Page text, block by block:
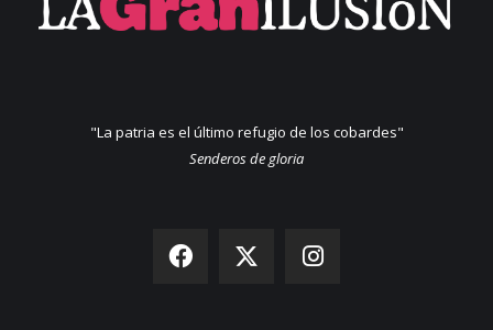
"La patria es el último refugio de los cobardes"
Senderos de gloria